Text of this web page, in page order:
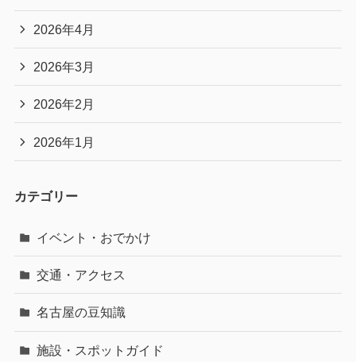
2026年4月
2026年3月
2026年2月
2026年1月
カテゴリー
イベント・おでかけ
交通・アクセス
名古屋の豆知識
施設・スポットガイド